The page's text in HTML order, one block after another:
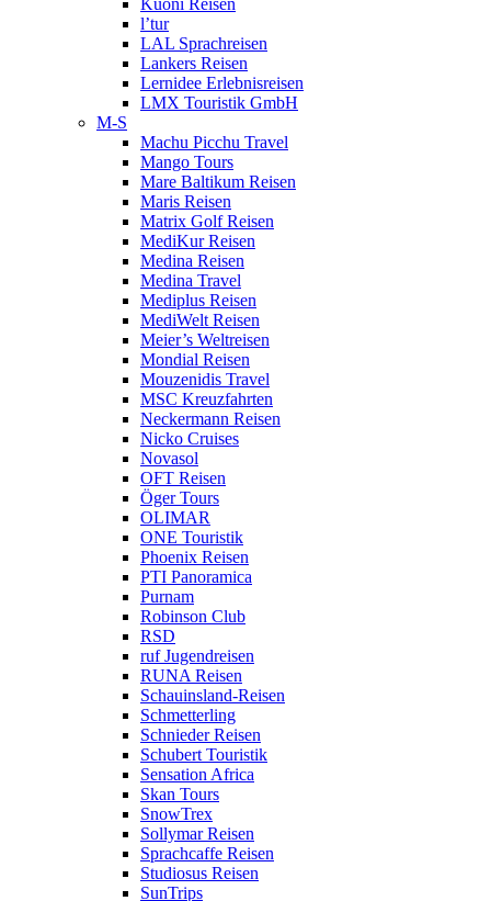
Kuoni Reisen
l’tur
LAL Sprachreisen
Lankers Reisen
Lernidee Erlebnisreisen
LMX Touristik GmbH
M-S
Machu Picchu Travel
Mango Tours
Mare Baltikum Reisen
Maris Reisen
Matrix Golf Reisen
MediKur Reisen
Medina Reisen
Medina Travel
Mediplus Reisen
MediWelt Reisen
Meier’s Weltreisen
Mondial Reisen
Mouzenidis Travel
MSC Kreuzfahrten
Neckermann Reisen
Nicko Cruises
Novasol
OFT Reisen
Öger Tours
OLIMAR
ONE Touristik
Phoenix Reisen
PTI Panoramica
Purnam
Robinson Club
RSD
ruf Jugendreisen
RUNA Reisen
Schauinsland-Reisen
Schmetterling
Schnieder Reisen
Schubert Touristik
Sensation Africa
Skan Tours
SnowTrex
Sollymar Reisen
Sprachcaffe Reisen
Studiosus Reisen
SunTrips